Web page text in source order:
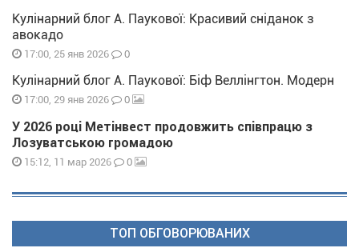
Кулінарний блог А. Паукової: Красивий сніданок з
авокадо
17:00, 25 янв 2026 0
Кулінарний блог А. Паукової: Біф Веллінгтон. Модерн
17:00, 29 янв 2026 0
У 2026 році Метінвест продовжить співпрацю з
Лозуватською громадою
15:12, 11 мар 2026 0
ТОП ОБГОВОРЮВАНИХ